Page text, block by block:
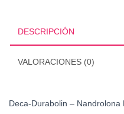
DESCRIPCIÓN
VALORACIONES (0)
Deca-Durabolin –